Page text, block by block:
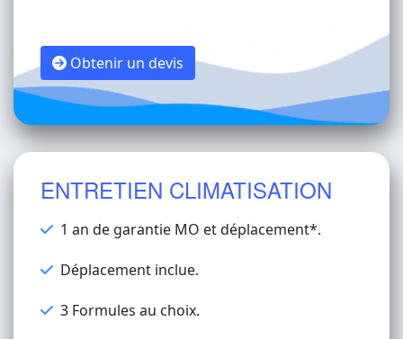
Obtenir un devis
ENTRETIEN CLIMATISATION
1 an de garantie MO et déplacement*.
Déplacement inclue.
3 Formules au choix.